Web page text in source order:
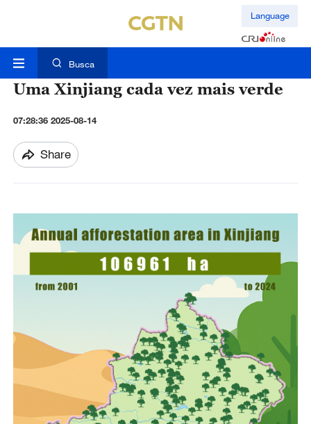
Language
Busca
Uma Xinjiang cada vez mais verde
07:28:36 2025-08-14
Share